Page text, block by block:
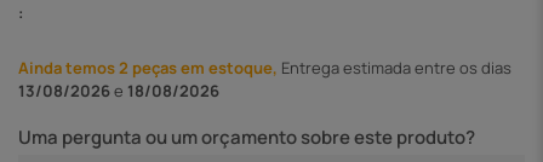
:
Ainda temos 2 peças em estoque, Entregaestimada entre os dias
13/08/2026e 18/08/2026
Uma pergunta ou um orçamento sobre este produto?